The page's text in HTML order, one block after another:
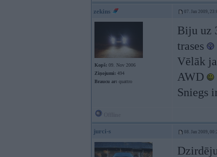
zekins 07. Jan 2009,
Kopš: 09. Nov 2006
Ziņojumi: 494
Braucu ar: quattro
Biju uz
trases
Vēlāk
AWD
Sniegs
jurci-s 08. Jan 2009,